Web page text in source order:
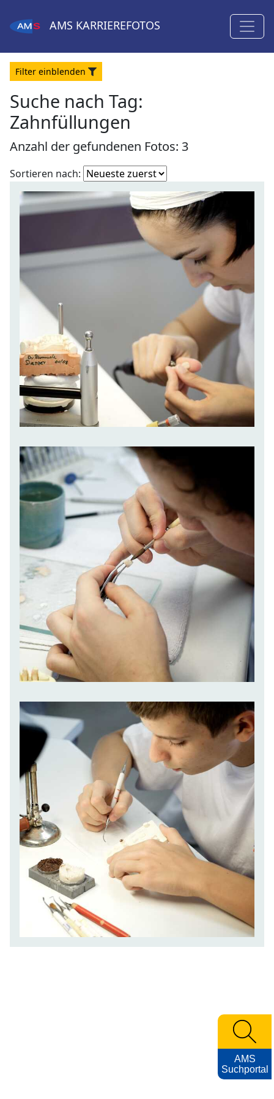
AMS KARRIEREFOTOS
Filter einblenden
Suche nach Tag:
Zahnfüllungen
Anzahl der gefundenen Fotos: 3
Sortieren nach:
AMS
Suchportal